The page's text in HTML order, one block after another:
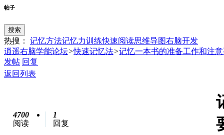
帖子
搜索
热搜： 记忆方法记忆力训练快速阅读思维导图右脑开发
逍遥右脑学能论坛>快速记忆法>记忆一本书的准备工作和注
发帖 回复
返回列表
4700
阅读
1
回复